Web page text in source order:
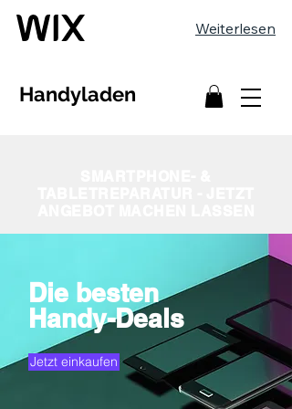
Weiterlesen